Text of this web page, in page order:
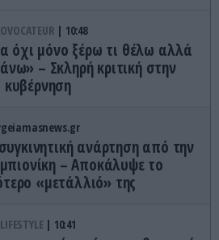
10:48
όχι μόνο ξέρω τι θέλω αλλά
– Σκληρή κριτική στην
κυβέρνηση
ανάρτηση από την
– Αποκάλυψε το
«μετάλλιό» της
LIFESTYLE 10:41